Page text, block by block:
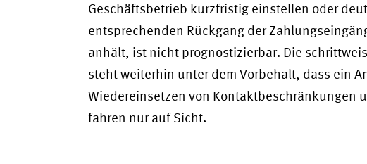
Geschäftsbetrieb kurzfristig einstellen oder
entsprechenden Rückgang der
anhält, ist nicht prognostizierbar. Die
steht weiterhin unter dem Vorbehalt, dass ein
Wiedereinsetzen von Kontaktbeschränkungen
fahren nur auf Sicht.